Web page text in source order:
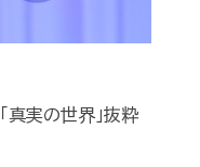
実の世界」抜粋